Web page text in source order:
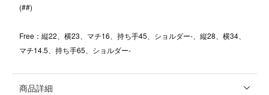
(##)
Free：縦22、横23、マチ16、持ち手45、ショルダー-、縦28、横34、
マチ14.5、持ち手65、ショルダー-
商品詳細